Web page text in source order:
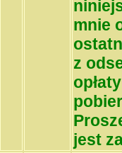
mnie
z
jest